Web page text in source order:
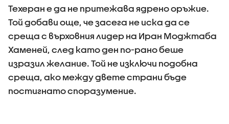
Техеран е да не притежава ядрено оръжие.
Той добави още, че засега не иска да се
среща с върховния лидер на Иран Моджтаба
Хаменей, след като ден по-рано беше
изразил желание. Той не изключи подобна
среща, ако между двете страни бъде
постигнато споразумение.